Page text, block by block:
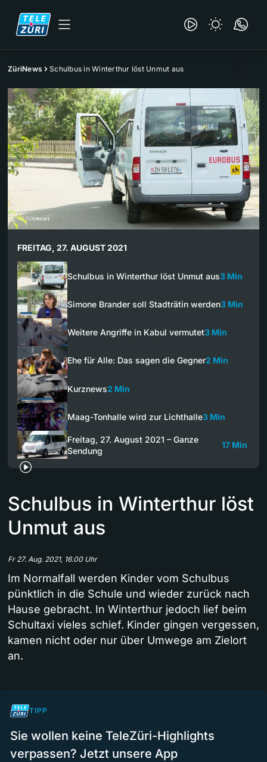
ZüriNews Schulbus in Winterthur löst Unmut aus
FREITAG, 27. AUGUST 2021
Schulbus in Winterthur löst Unmut aus3 Min
Simone Brander soll Stadträtin werden3 Min
Weitere Angriffe in Kabul vermutet3 Min
Ehe für Alle: Das sagen die Gegner2 Min
Kurznews2 Min
Maag-Tonhalle wird zur Lichthalle3 Min
Freitag, 27. August 2021 – Ganze
Sendung
17 Min
Schulbus in Winterthur löst
Unmut aus
Fr 27. Aug. 2021, 16.00 Uhr
Im Normalfall werden Kinder vom Schulbus
pünktlich in die Schule und wieder zurück nach
Hause gebracht. In Winterthur jedoch lief beim
Schultaxi vieles schief. Kinder gingen vergessen,
kamen nicht oder nur über Umwege am Zielort
an.
TIPP
Sie wollen keine TeleZüri-Highlights
verpassen? Jetzt unsere App